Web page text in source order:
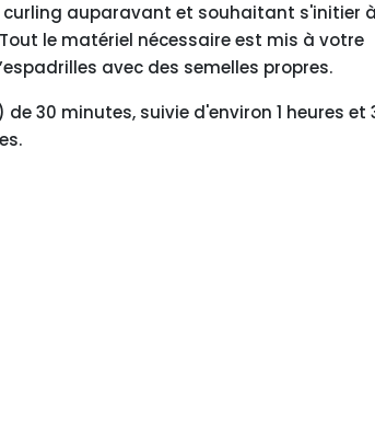
auparavant et souhaitant s'initier
le matériel nécessaire est mis à votre
avec des semelles propres.
30 minutes, suivie d'environ 1 heures et